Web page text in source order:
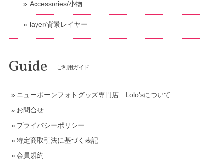
Accessories/小物
layer/背景レイヤー
Guide ご利用ガイド
ニューボーンフォトグッズ専門店 Lolo'sについて
お問合せ
プライバシーポリシー
特定商取引法に基づく表記
会員規約